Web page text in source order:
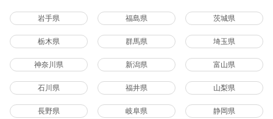
岩手県 福島県 茨城県
栃木県 群馬県 埼玉県
神奈川県 新潟県 富山県
石川県 福井県 山梨県
長野県 岐阜県 静岡県